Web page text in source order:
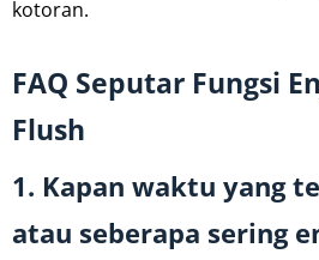
kotoran.
FAQ Seputar Fungsi
Flush
1. Kapan waktu yang
atau seberapa sering